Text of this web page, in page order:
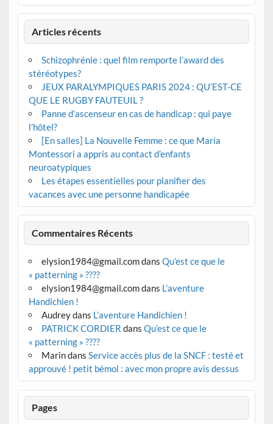
Articles récents
Schizophrénie : quel film remporte l’award des
stéréotypes?
JEUX PARALYMPIQUES PARIS 2024 : QU’EST-CE
QUE LE RUGBY FAUTEUIL ?
Panne d’ascenseur en cas de handicap : qui paye
l’hôtel?
[En salles] La Nouvelle Femme : ce que Maria
Montessori a appris au contact d’enfants
neuroatypiques
Les étapes essentielles pour planifier des
vacances avec une personne handicapée
Commentaires Récents
elysion1984@gmail.comdans Qu’est ce que le
« patterning » ????
elysion1984@gmail.comdans L’aventure
Handichien !
Audreydans L’aventure Handichien !
PATRICK CORDIER dans Qu’est ce que le
« patterning » ????
Marindans Service accès plus de la SNCF : testé et
approuvé ! petit bémol : avec mon propre avis dessus
Pages